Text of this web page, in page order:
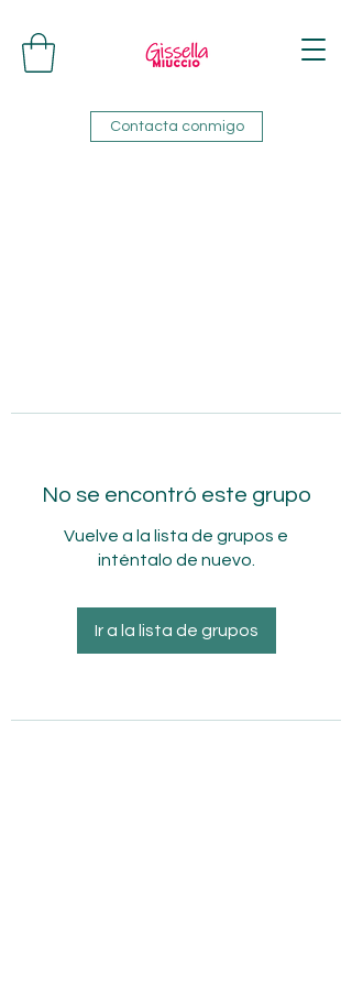
Contacta conmigo
No se encontró este grupo
Vuelve a la lista de grupos e
inténtalo de nuevo.
Ir a la lista de grupos